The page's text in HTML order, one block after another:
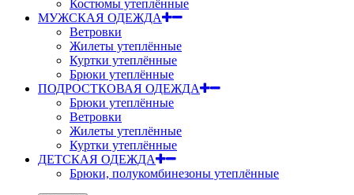
Костюмы утеплённые
МУЖСКАЯ ОДЕЖДА
Ветровки
Жилеты утеплённые
Куртки утеплённые
Брюки утеплённые
ПОДРОСТКОВАЯ ОДЕЖДА
Брюки утеплённые
Ветровки
Жилеты утеплённые
Куртки утеплённые
ДЕТСКАЯ ОДЕЖДА
Брюки, полукомбинезоны утеплённые